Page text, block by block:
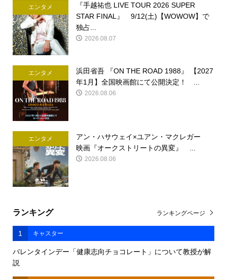
エンタメ
『手越祐也 LIVE TOUR 2026 SUPER
STAR FINAL』 9/12(土)【WOWOW】で
独占...
2026.08.07
エンタメ
浜田省吾 『ON THE ROAD 1988』 【2027
年1月】全国映画館にて公開決定！ ...
2026.08.06
エンタメ
アン・ハサウェイ×ユアン・マクレガー
映画『オークストリートの異変』 ...
2026.08.06
ランキング
1 キャスター
バレンタインデー「健康志向チョコレート」について教授が解
説
ランキングページ